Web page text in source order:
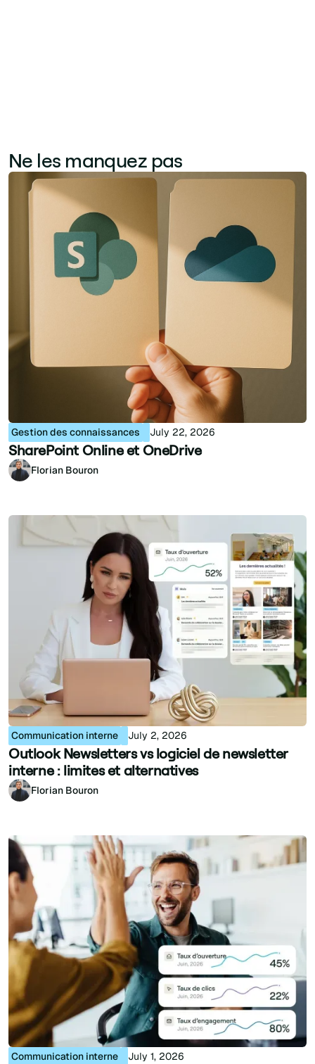
Ne les manquez pas
Gestion des connaissances July 22, 2026
SharePoint Online et OneDrive
Florian Bouron
Communication interne July 2, 2026
Outlook Newsletters vs logiciel de newsletter
interne : limites et alternatives
Florian Bouron
Communication interne July 1, 2026